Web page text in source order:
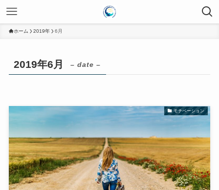
ホーム 2019年 6月
2019年6月 – date –
モチベーション